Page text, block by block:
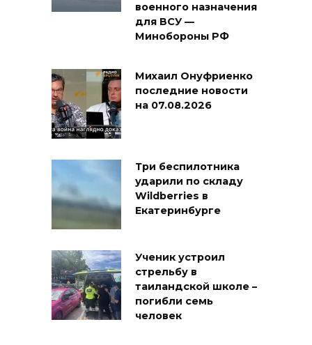
военного назначения
для ВСУ —
Минобороны РФ
Михаил Онуфриенко
последние новости
на 07.08.2026
Три беспилотника
ударили по складу
Wildberries в
Екатеринбурге
Ученик устроил
стрельбу в
таиландской школе –
погибли семь
человек